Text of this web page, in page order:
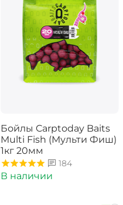
Бойлы Carptoday Baits
Multi Fish (Мульти Фиш)
1кг 20мм
184
В наличии